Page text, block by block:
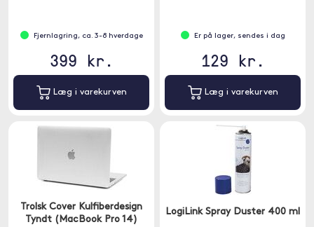
Fjernlagring, ca. 3-8 hverdage
399 kr.
Læg i varekurven
Er på lager, sendes i dag
129 kr.
Læg i varekurven
Trolsk Cover Kulfiberdesign
Tyndt (MacBook Pro 14)
LogiLink Spray Duster 400 ml